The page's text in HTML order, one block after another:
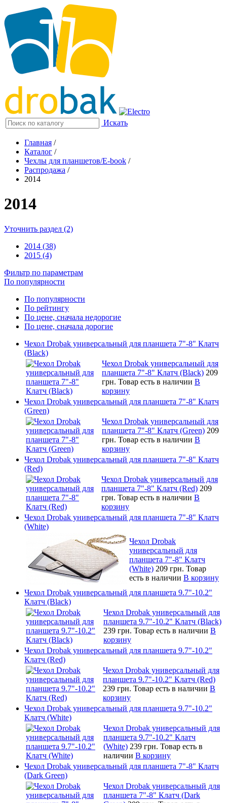
Искать
Главная /
Каталог /
Чехлы для планшетов/E-book /
Распродажа /
2014
2014
Уточнить раздел (2)
2014 (38)
2015 (4)
Фильтр по параметрам
По популярности
По популярности
По рейтингу
По цене, сначала недорогие
По цене, сначала дорогие
Чехол Drobak универсальный для планшета 7"-8" Клатч
(Black)
Чехол Drobak универсальный для
планшета 7"-8" Клатч (Black) 209
грн. Товар есть в наличии В
корзину
Чехол Drobak универсальный для планшета 7"-8" Клатч
(Green)
Чехол Drobak универсальный для
планшета 7"-8" Клатч (Green) 209
грн. Товар есть в наличии В
корзину
Чехол Drobak универсальный для планшета 7"-8" Клатч
(Red)
Чехол Drobak универсальный для
планшета 7"-8" Клатч (Red) 209
грн. Товар есть в наличии В
корзину
Чехол Drobak универсальный для планшета 7"-8" Клатч
(White)
Чехол Drobak
универсальный для
планшета 7"-8" Клатч
(White) 209 грн. Товар
есть в наличии В корзину
Чехол Drobak универсальный для планшета 9.7"-10.2"
Клатч (Black)
Чехол Drobak универсальный для
планшета 9.7"-10.2" Клатч (Black)
239 грн. Товар есть в наличии В
корзину
Чехол Drobak универсальный для планшета 9.7"-10.2"
Клатч (Red)
Чехол Drobak универсальный для
планшета 9.7"-10.2" Клатч (Red)
239 грн. Товар есть в наличии В
корзину
Чехол Drobak универсальный для планшета 9.7"-10.2"
Клатч (White)
Чехол Drobak универсальный для
планшета 9.7"-10.2" Клатч
(White) 239 грн. Товар есть в
наличии В корзину
Чехол Drobak универсальный для планшета 7"-8" Клатч
(Dark Green)
Чехол Drobak универсальный для
планшета 7"-8" Клатч (Dark